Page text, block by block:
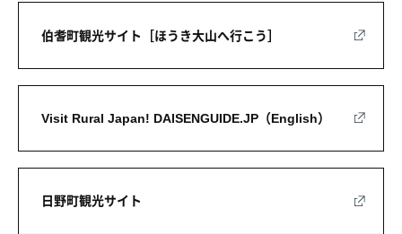
伯耆町観光サイト［ほうき大山へ行こう］
Visit Rural Japan! DAISENGUIDE.JP（English）
日野町観光サイト